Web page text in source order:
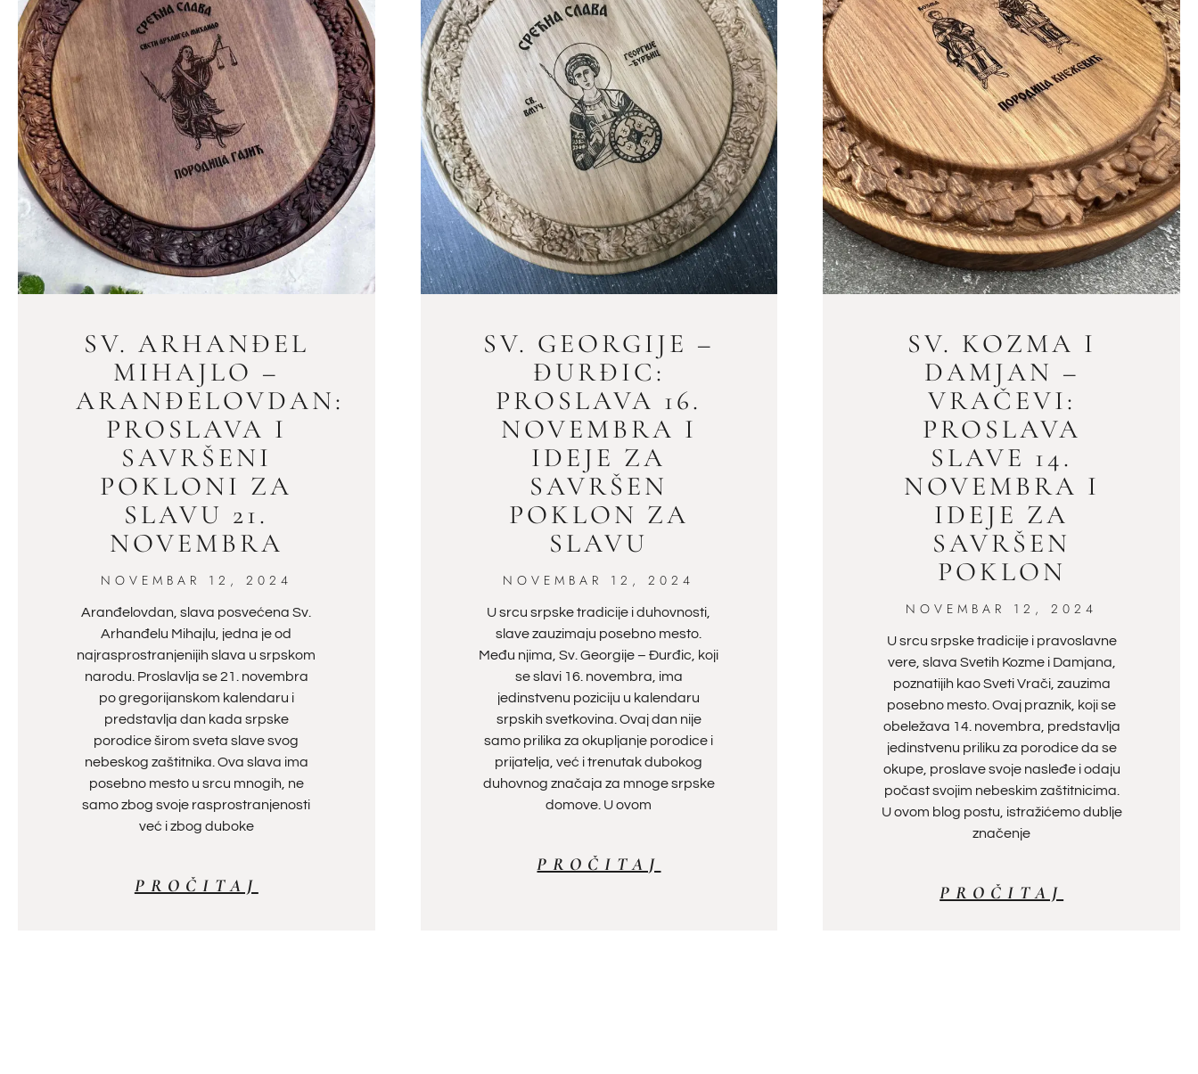
SV. ARHANĐEL
MIHAJLO –
ARANĐELOVDAN:
PROSLAVA I
SAVRŠENI
POKLONI ZA
SLAVU 21.
NOVEMBRA
NOVEMBAR 12, 2024
Aranđelovdan, slava posvećena Sv.
Arhanđelu Mihajlu, jedna je od
najrasprostranjenijih slava u srpskom
narodu. Proslavlja se 21. novembra
po gregorijanskom kalendaru i
predstavlja dan kada srpske
porodice širom sveta slave svog
nebeskog zaštitnika. Ova slava ima
posebno mesto u srcu mnogih, ne
samo zbog svoje rasprostranjenosti
već i zbog duboke
PROČITAJ
SV. GEORGIJE –
ĐURĐIC:
PROSLAVA 16.
NOVEMBRA I
IDEJE ZA
SAVRŠEN
POKLON ZA
SLAVU
NOVEMBAR 12, 2024
U srcu srpske tradicije i duhovnosti,
slave zauzimaju posebno mesto.
Među njima, Sv. Georgije – Đurđic, koji
se slavi 16. novembra, ima
jedinstvenu poziciju u kalendaru
srpskih svetkovina. Ovaj dan nije
samo prilika za okupljanje porodice i
prijatelja, već i trenutak dubokog
duhovnog značaja za mnoge srpske
domove. U ovom
PROČITAJ
SV. KOZMA I
DAMJAN –
VRAČEVI:
PROSLAVA
SLAVE 14.
NOVEMBRA I
IDEJE ZA
SAVRŠEN
POKLON
NOVEMBAR 12, 2024
U srcu srpske tradicije i pravoslavne
vere, slava Svetih Kozme i Damjana,
poznatijih kao Sveti Vrači, zauzima
posebno mesto. Ovaj praznik, koji se
obeležava 14. novembra, predstavlja
jedinstvenu priliku za porodice da se
okupe, proslave svoje nasleđe i odaju
počast svojim nebeskim zaštitnicima.
U ovom blog postu, istražićemo dublje
značenje
PROČITAJ